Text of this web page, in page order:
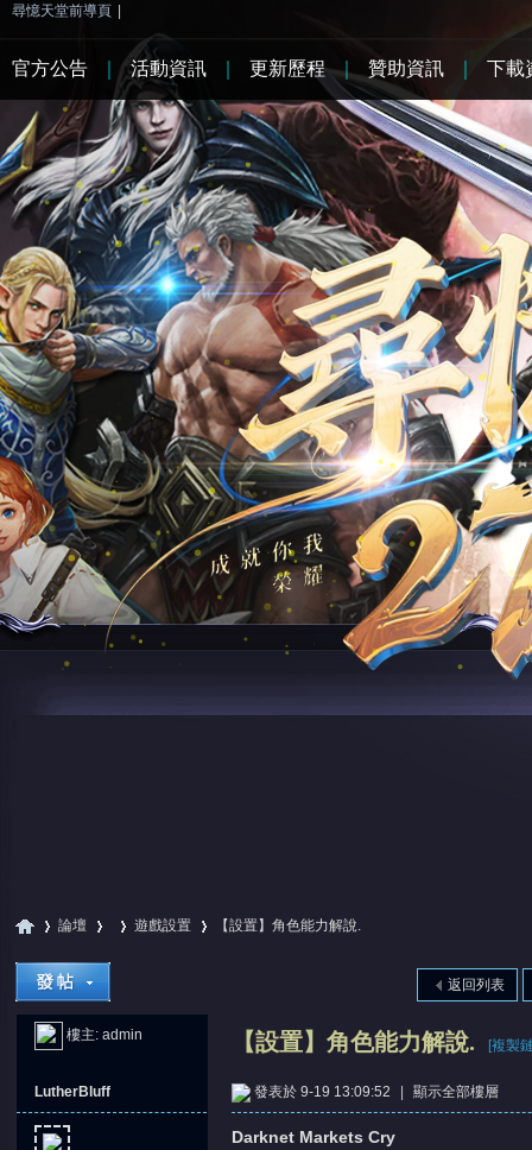
尋憶天堂前導頁
»
論壇
› ›
遊戲設置 【設置】角色能力解說.
返回列表
樓主: admin 【設置】角色能力解說. [複製
LutherBluff 發表於 9-19 13:09:52 顯示全部樓層
Darknet Markets Cry